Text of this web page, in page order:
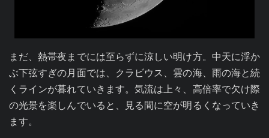
まだ、熱帯夜までには至らずに涼しい明け方。中天に浮か
ぶ下弦すぎの月面では、クラビウス、雲の海、雨の海と続
くラインが暮れていきます。気流は上々、高倍率で欠け際
の光景を楽しんでいると、見る間に空が明るくなっていき
ます。